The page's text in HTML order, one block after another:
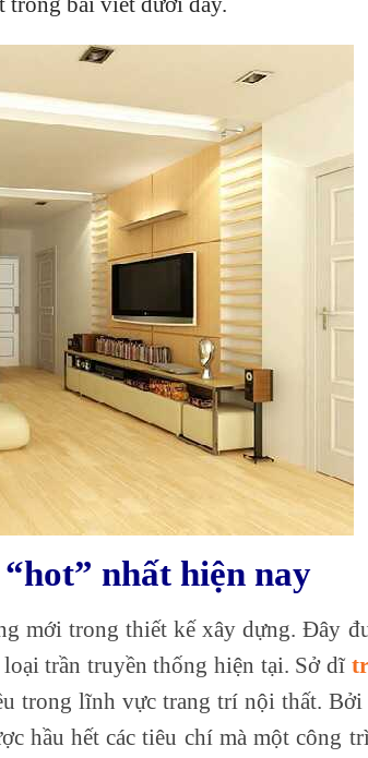
nhất hiện nay
mới trong thiết kế xây dựng. Đây
trần truyền thống hiện tại. Sở dĩ
trong lĩnh vực trang trí nội thất. Bởi
hầu hết các tiêu chí mà một công